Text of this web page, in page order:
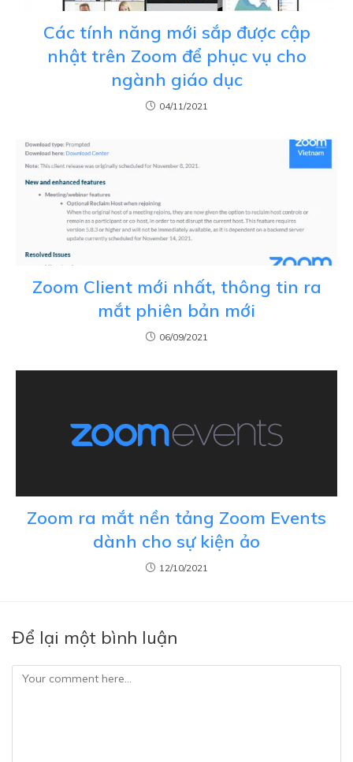
Các tính năng mới sắp được cập
nhật trên Zoom để phục vụ cho
ngành giáo dục
04/11/2021
Zoom Client mới nhất, thông tin ra
mắt phiên bản mới
06/09/2021
Zoom ra mắt nền tảng Zoom Events
dành cho sự kiện ảo
12/10/2021
Để lại một bình luận